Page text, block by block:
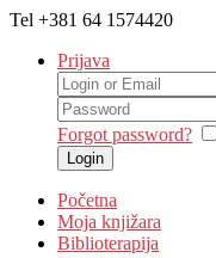
Tel +381 64 1574420
Prijava
Forgot password?
Početna
Moja knjižara
Biblioterapija